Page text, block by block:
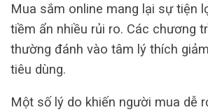
Mua sắm online mang lại sự tiện
tiềm ẩn nhiều rủi ro. Các chương
thường đánh vào tâm lý thích
tiêu dùng.
Một số lý do khiến người mua dễ